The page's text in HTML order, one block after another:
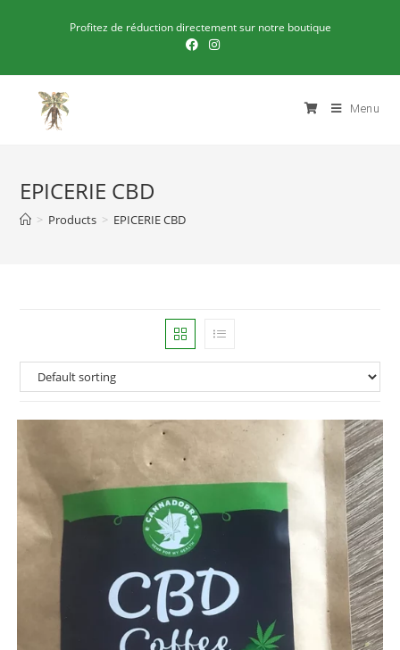
Profitez de réduction directement sur notre boutique
Menu
EPICERIE CBD
> Products > EPICERIE CBD